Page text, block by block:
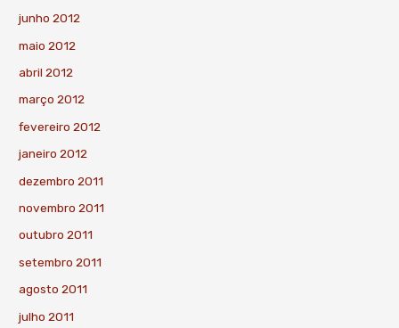
junho 2012
maio 2012
abril 2012
março 2012
fevereiro 2012
janeiro 2012
dezembro 2011
novembro 2011
outubro 2011
setembro 2011
agosto 2011
julho 2011